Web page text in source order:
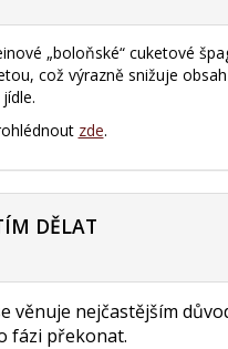
„boloňské“ cuketové
což výrazně snižuje
zde.
DĚLAT
věnuje nejčastějším
fázi překonat.